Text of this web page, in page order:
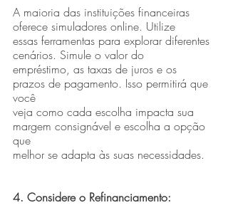
A maioria das instituições financeiras
oferece simuladores online. Utilize
essas ferramentas para explorar diferentes
cenários. Simule o valor do
empréstimo, as taxas de juros e os
prazos de pagamento. Isso permitirá que
você
veja como cada escolha impacta sua
margem consignável e escolha a opção
que
melhor se adapta às suas necessidades.
4. Considere o Refinanciamento: